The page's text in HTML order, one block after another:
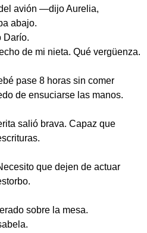
avión —dijo Aurelia,
abajo.
de mi nieta. Qué vergüenza.
pase 8 horas sin comer
de ensuciarse las manos.
salió brava. Capaz que
que dejen de actuar
sobre la mesa.